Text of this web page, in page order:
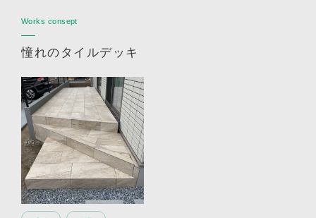
Works consept
憧れのタイルデッキ